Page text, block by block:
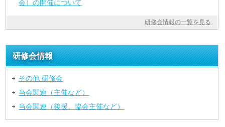
会）の開催について
研修会情報の一覧を見る
研修会情報
その他 研修会
当会関連（主催など）
当会関連（後援、協会主催など）